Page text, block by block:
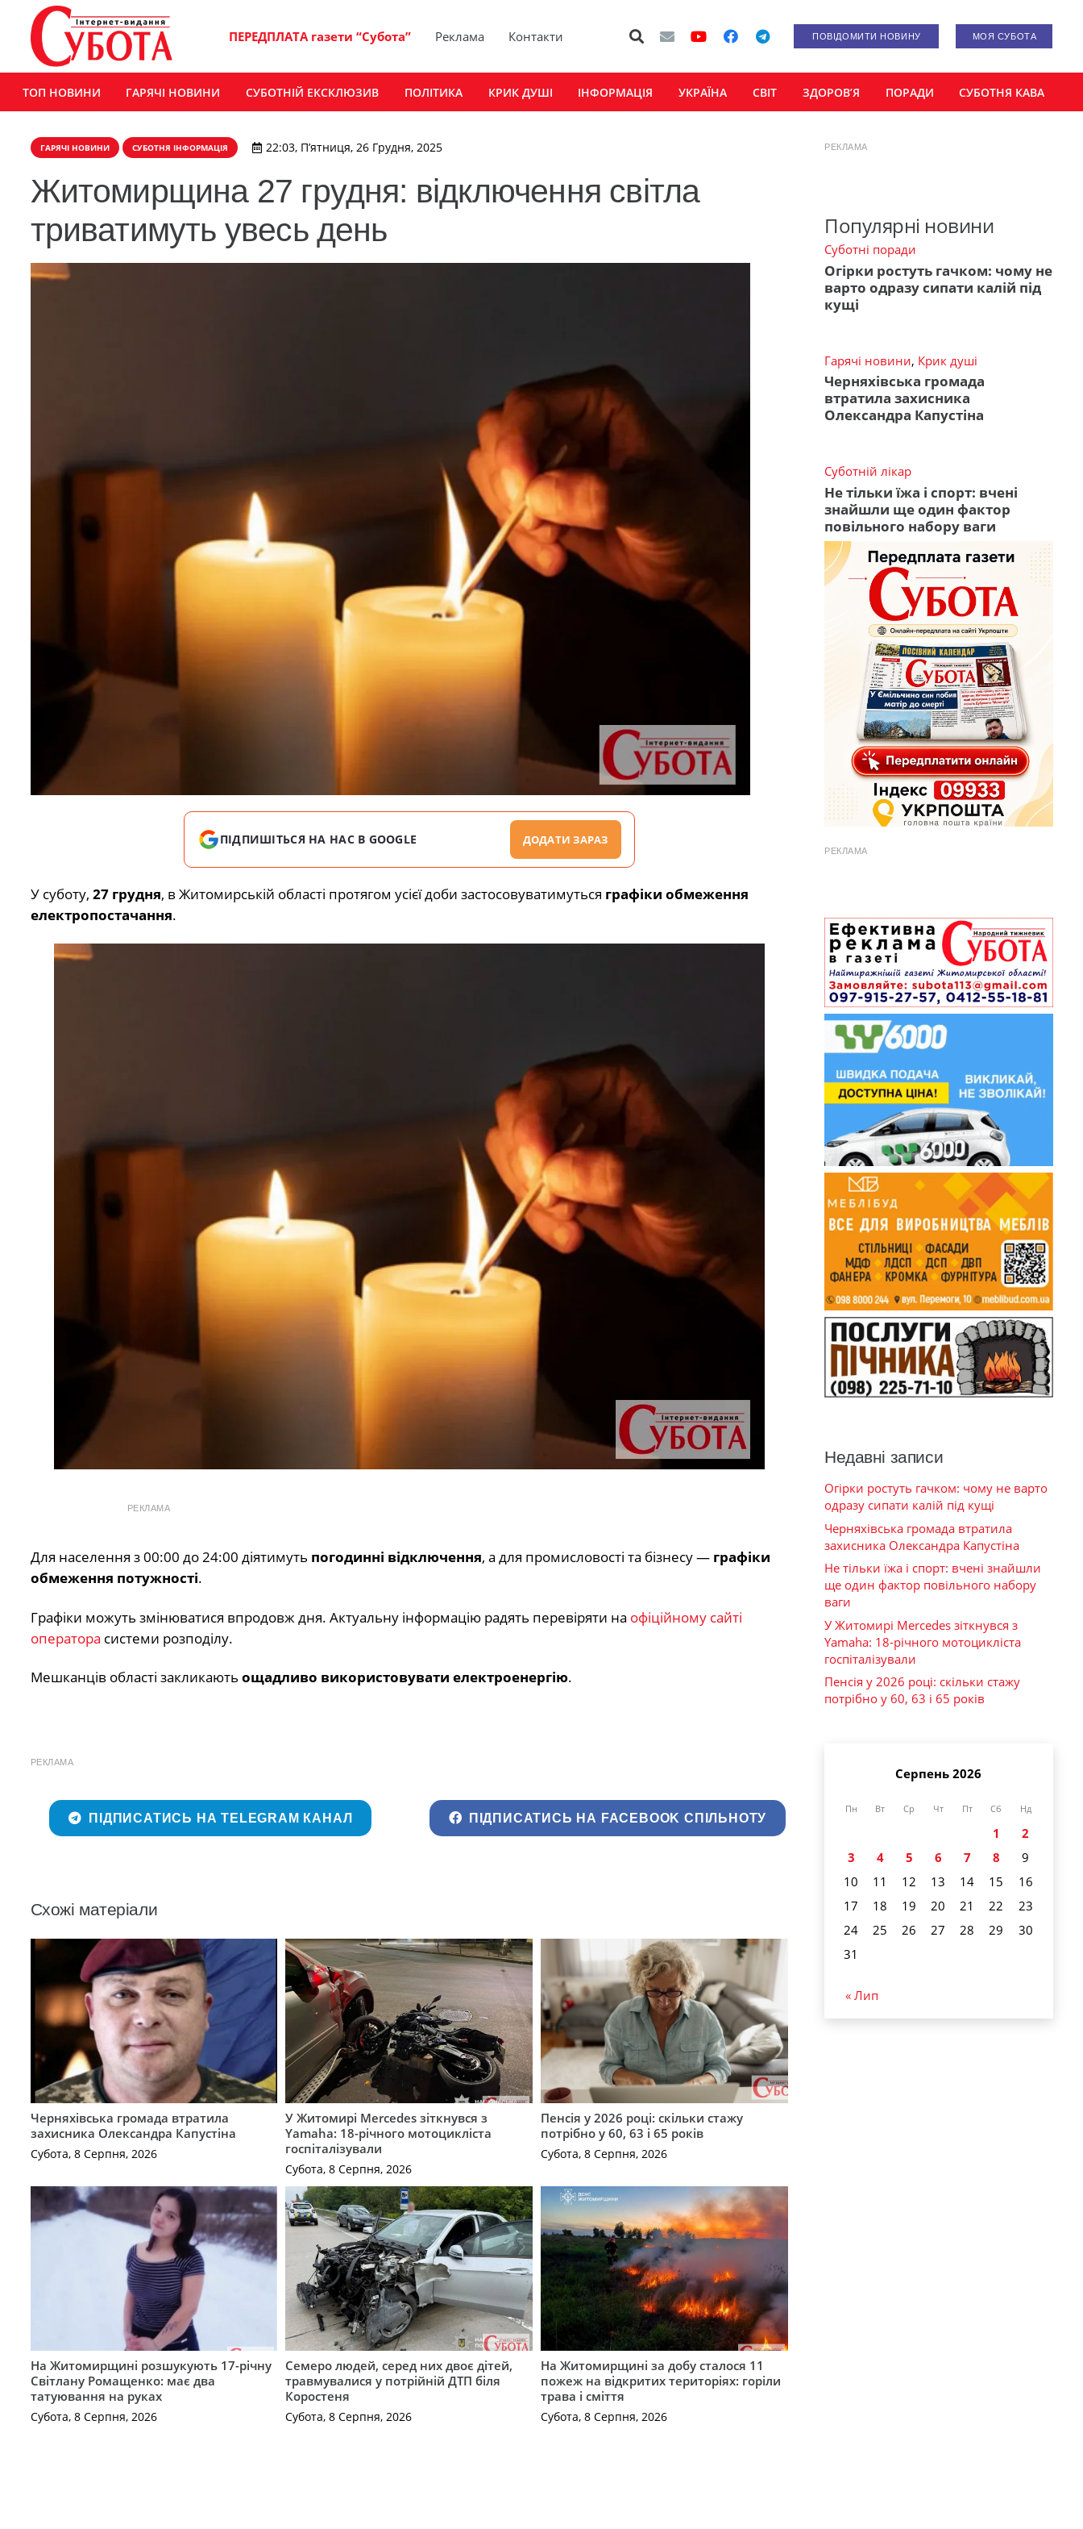
ПЕРЕДПЛАТА газети “Субота” Реклама Контакти ПОВІДОМИТИ НОВИНУ МОЯ СУБОТА
ТОП НОВИНИ ГАРЯЧІ НОВИНИ СУБОТНІЙ ЕКСКЛЮЗИВ ПОЛІТИКА КРИК ДУШІ ІНФОРМАЦІЯ УКРАЇНА СВІТ ЗДОРОВ’Я ПОРАДИ СУБОТНЯ КАВА
ГАРЯЧІ НОВИНИ СУБОТНЯ ІНФОРМАЦІЯ 22:03, П’ятниця, 26 Грудня, 2025
Житомирщина 27 грудня: відключення світла
триватимуть увесь день
ПІДПИШІТЬСЯ НА НАС В GOOGLE ДОДАТИ ЗАРАЗ
У суботу, 27 грудня, в Житомирській області протягом усієї доби застосовуватимуться графіки обмеження
електропостачання.
РЕКЛАМА
Для населення з 00:00 до 24:00 діятимуть погодинні відключення, а для промисловості та бізнесу — графіки
обмеження потужності.
Графіки можуть змінюватися впродовж дня. Актуальну інформацію радять перевіряти на офіційному сайті
оператора системи розподілу.
Мешканців області закликають ощадливо використовувати електроенергію.
РЕКЛАМА
ПІДПИСАТИСЬ НА TELEGRAM КАНАЛ ПІДПИСАТИСЬ НА FACEBOOK СПІЛЬНОТУ
Схожі матеріали
Черняхівська громада втратила
захисника Олександра Капустіна
Субота, 8 Серпня, 2026
У Житомирі Mercedes зіткнувся з
Yamaha: 18-річного мотоцикліста
госпіталізували
Субота, 8 Серпня, 2026
Пенсія у 2026 році: скільки стажу
потрібно у 60, 63 і 65 років
Субота, 8 Серпня, 2026
На Житомирщині розшукують 17-річну
Світлану Ромащенко: має два
татуювання на руках
Субота, 8 Серпня, 2026
Семеро людей, серед них двоє дітей,
травмувалися у потрійній ДТП біля
Коростеня
Субота, 8 Серпня, 2026
На Житомирщині за добу сталося 11
пожеж на відкритих територіях: горіли
трава і сміття
Субота, 8 Серпня, 2026
РЕКЛАМА
Популярні новини
Суботні поради
Огірки ростуть гачком: чому не
варто одразу сипати калій під
кущі
Гарячі новини, Крик душі
Черняхівська громада
втратила захисника
Олександра Капустіна
Суботній лікар
Не тільки їжа і спорт: вчені
знайшли ще один фактор
повільного набору ваги
РЕКЛАМА
Недавні записи
Огірки ростуть гачком: чому не варто
одразу сипати калій під кущі
Черняхівська громада втратила
захисника Олександра Капустіна
Не тільки їжа і спорт: вчені знайшли
ще один фактор повільного набору
ваги
У Житомирі Mercedes зіткнувся з
Yamaha: 18-річного мотоцикліста
госпіталізували
Пенсія у 2026 році: скільки стажу
потрібно у 60, 63 і 65 років
Серпень 2026
Пн Вт Ср Чт Пт Сб Нд
1
2
3
4 5 6 7 8
9
10
11 12 13 14 15
16
17
18 19 20 21 22
23
24
25 26 27 28 29
30
31
« Лип